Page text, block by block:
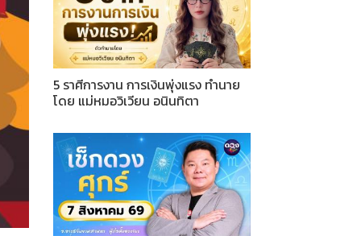
5 ราศีการงาน การเงินพุ่งแรง ทำนาย
โดย แม่หมอวิเวียน อนินทิตา